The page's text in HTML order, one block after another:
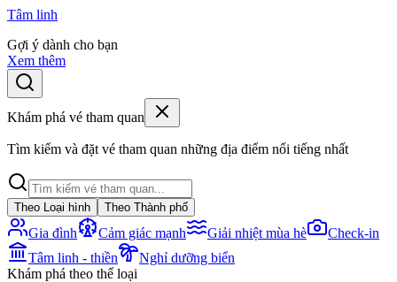
Tâm linh
Gợi ý dành cho bạn
Xem thêm
Khám phá vé tham quan
Tìm kiếm và đặt vé tham quan những địa điểm nổi tiếng nhất
Theo Loại hình Theo Thành phố
Gia đình Cảm giác mạnh Giải nhiệt mùa hè
Check-in
Tâm linh - thiền
Nghỉ dưỡng biển
Khám phá theo thể loại